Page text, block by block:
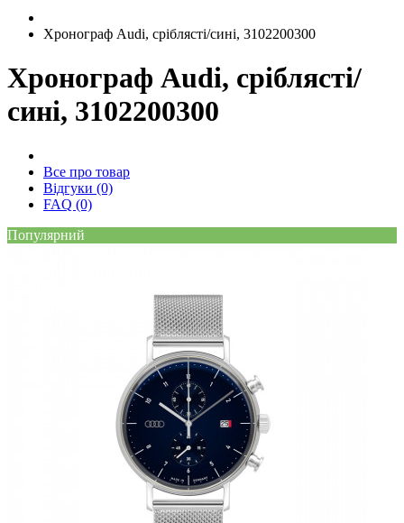
Хронограф Audi, сріблясті/сині, 3102200300
Хронограф Audi, сріблясті/
сині, 3102200300
Все про товар
Відгуки (0)
FAQ (0)
Популярний